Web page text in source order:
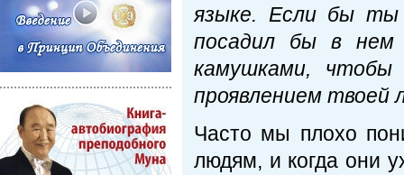
языке. Если бы
посадил бы в нем
камушками,
проявлением твоей
Часто мы плохо
людям, и когда они